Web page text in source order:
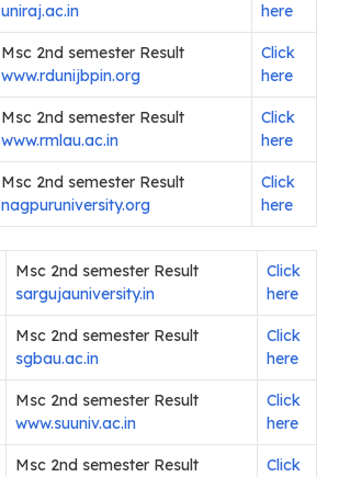
uniraj.ac.in
here
Msc 2nd semester Result
www.rdunijbpin.org
Click
here
Msc 2nd semester Result
www.rmlau.ac.in
Click
here
Msc 2nd semester Result
nagpuruniversity.org
Click
here
Msc 2nd semester Result
sargujauniversity.in
Click
here
Msc 2nd semester Result
sgbau.ac.in
Click
here
Msc 2nd semester Result
www.suuniv.ac.in
Click
here
Msc 2nd semester Result
Click